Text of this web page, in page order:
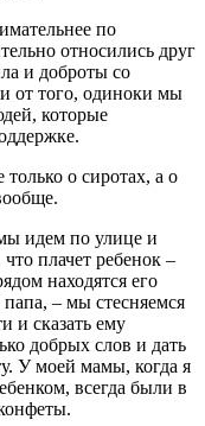
по
относились друг
и доброты со
от того, одиноки мы
которые
только о сиротах, а о
идем по улице и
плачет ребенок –
находятся его
– мы стесняемся
и сказать ему
добрых слов и дать
У моей мамы, когда я
всегда были в